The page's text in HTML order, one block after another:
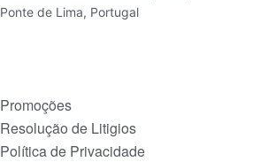
Ponte de Lima, Portugal
Promoções
Resolução de Litigios
Política de Privacidade